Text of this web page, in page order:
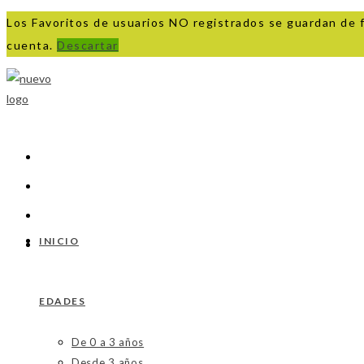
Los Favoritos de usuarios NO registrados se guardan
cuenta. Descartar
Ir
al
INICIO
EDADES
De 0 a 3 años